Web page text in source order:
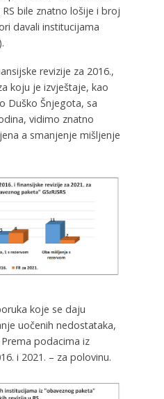
bile znatno lošije i broj
davali institucijama
revizije za 2016.,
koju je izvještaje, kao
Duško Šnjegota, sa
vidimo znatno
a smanjenje mišljenje
koje se daju
uočenih nedostataka,
podacima iz
i 2021. – za polovinu.